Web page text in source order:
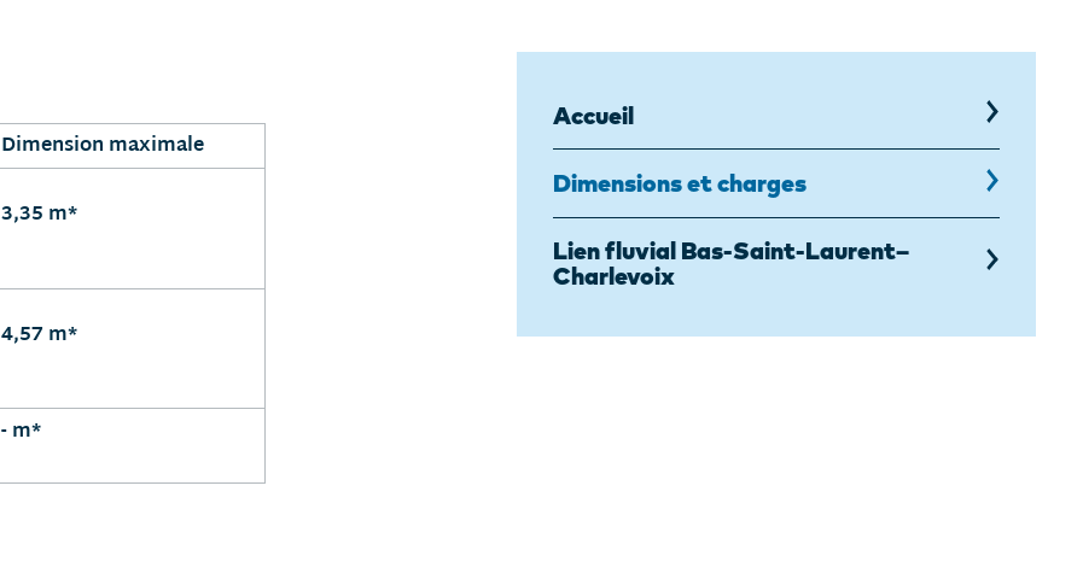
Dimension maximale
3,35 m*
4,57 m*
- m*
Accueil
Dimensions et charges
,
page
courante
Lien fluvial Bas-Saint-Laurent–
Charlevoix